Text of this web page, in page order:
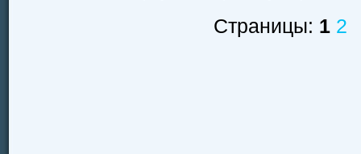
Страницы: 1 2